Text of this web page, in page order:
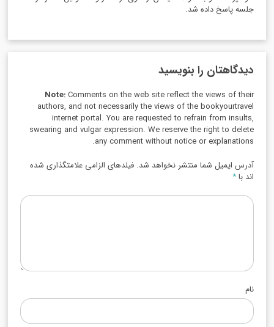
جلسه پاسخ داده شد.
دیدگاهتان را بنویسید
Note:Comments on the web site reflect the views of their
authors, and not necessarily the views of the bookyourtravel
internet portal. You are requested to refrain from insults,
swearing and vulgar expression. We reserve the right to delete
any comment without notice or explanations.
آدرس ایمیل شما منتشر نخواهد شد. فیلدهای الزامی علامتگذاری شده
اند با*
نام